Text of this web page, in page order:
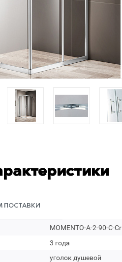
ПОСТАВКИ
MOMENTO-A-2-90-C-Cr
3 года
уголок душевой